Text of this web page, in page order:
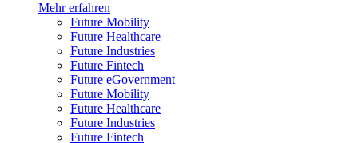
Mehr erfahren
Future Mobility
Future Healthcare
Future Industries
Future Fintech
Future eGovernment
Future Mobility
Future Healthcare
Future Industries
Future Fintech